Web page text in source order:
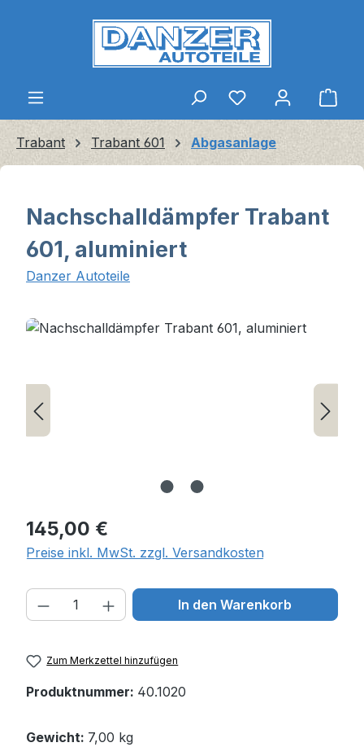
Zum Hauptinhalt springen
Trabant Trabant 601 Abgasanlage
Nachschalldämpfer Trabant
601, aluminiert
Danzer Autoteile
Bildergalerie überspringen
Regulärer Preis:
145,00 €
Preise inkl. MwSt. zzgl. Versandkosten
Produkt Anzahl: Gib den
In den Warenkorb
Zum Merkzettel hinzufügen
Produktnummer: 40.1020
Gewicht: 7,00 kg